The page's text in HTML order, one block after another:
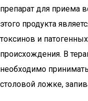
препарат для приема
этого продукта
токсинов и
происхождения. В
необходимо
столовой ложке,